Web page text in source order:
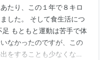
たり、この１年で８キロ
した。 そして食生活につ
もともと運動は苦手で体
なかったのですが、この
をすることも少なくな